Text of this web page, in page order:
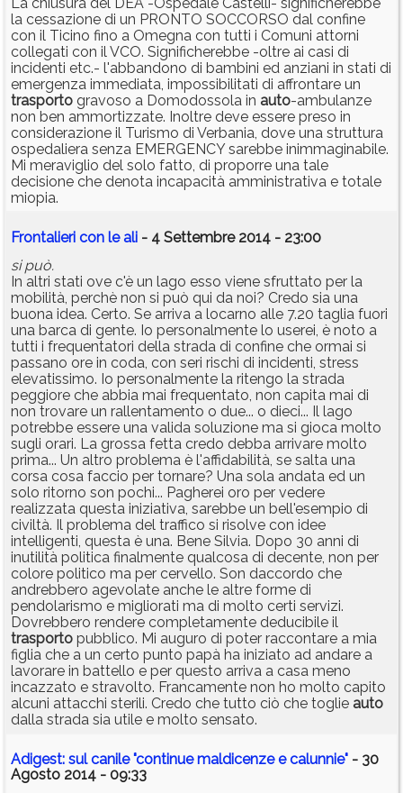
La chiusura del DEA -Ospedale Castelli- significherebbe
la cessazione di un PRONTO SOCCORSO dal confine
con il Ticino fino a Omegna con tutti i Comuni attorni
collegati con il VCO. Significherebbe -oltre ai casi di
incidenti etc.- l'abbandono di bambini ed anziani in stati di
emergenza immediata, impossibilitati di affrontare un
trasporto gravoso a Domodossola in auto-ambulanze
non ben ammortizzate. Inoltre deve essere preso in
considerazione il Turismo di Verbania, dove una struttura
ospedaliera senza EMERGENCY sarebbe inimmaginabile.
Mi meraviglio del solo fatto, di proporre una tale
decisione che denota incapacità amministrativa e totale
miopia.
Frontalieri con le ali - 4 Settembre 2014 - 23:00
si può.
In altri stati ove c'è un lago esso viene sfruttato per la
mobilità, perchè non si può qui da noi? Credo sia una
buona idea. Certo. Se arriva a locarno alle 7.20 taglia fuori
una barca di gente. Io personalmente lo userei, è noto a
tutti i frequentatori della strada di confine che ormai si
passano ore in coda, con seri rischi di incidenti, stress
elevatissimo. Io personalmente la ritengo la strada
peggiore che abbia mai frequentato, non capita mai di
non trovare un rallentamento o due... o dieci... Il lago
potrebbe essere una valida soluzione ma si gioca molto
sugli orari. La grossa fetta credo debba arrivare molto
prima... Un altro problema è l'affidabilità, se salta una
corsa cosa faccio per tornare? Una sola andata ed un
solo ritorno son pochi... Pagherei oro per vedere
realizzata questa iniziativa, sarebbe un bell'esempio di
civiltà. Il problema del traffico si risolve con idee
intelligenti, questa è una. Bene Silvia. Dopo 30 anni di
inutilità politica finalmente qualcosa di decente, non per
colore politico ma per cervello. Son daccordo che
andrebbero agevolate anche le altre forme di
pendolarismo e migliorati ma di molto certi servizi.
Dovrebbero rendere completamente deducibile il
trasporto pubblico. Mi auguro di poter raccontare a mia
figlia che a un certo punto papà ha iniziato ad andare a
lavorare in battello e per questo arriva a casa meno
incazzato e stravolto. Francamente non ho molto capito
alcuni attacchi sterili. Credo che tutto ciò che toglie auto
dalla strada sia utile e molto sensato.
Adigest: sul canile "continue maldicenze e calunnie" - 30
Agosto 2014 - 09:33